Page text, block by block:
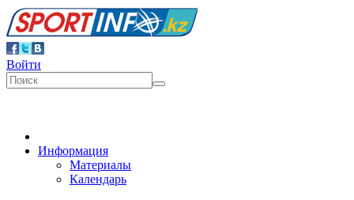
Войти
Информация
Материалы
Календарь